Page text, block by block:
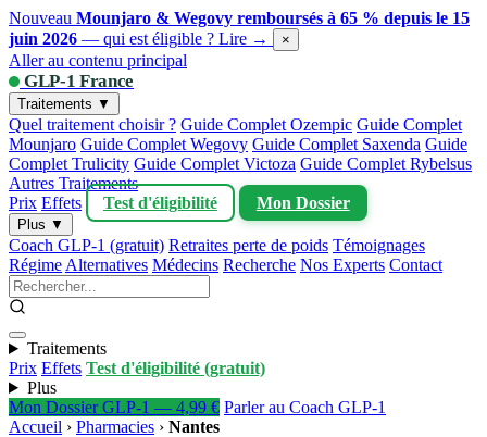
Nouveau Mounjaro & Wegovy remboursés à 65 % depuis le 15
juin 2026 — qui est éligible ? Lire → ×
Aller au contenu principal
GLP-1 France
Traitements ▼
Quel traitement choisir ? Guide Complet Ozempic Guide Complet
Mounjaro Guide Complet Wegovy Guide Complet Saxenda Guide
Complet Trulicity Guide Complet Victoza Guide Complet Rybelsus
Autres Traitements
Prix Effets Test d'éligibilité Mon Dossier
Plus ▼
Coach GLP-1 (gratuit) Retraites perte de poids Témoignages
Régime Alternatives Médecins Recherche Nos Experts Contact
Traitements
Prix Effets Test d'éligibilité (gratuit)
Plus
Mon Dossier GLP-1 — 4,99 € Parler au Coach GLP-1
Accueil › Pharmacies › Nantes